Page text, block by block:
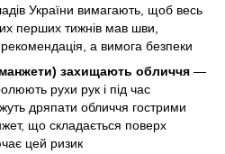
України вимагають, щоб весь
перших тижнів мав шви,
а вимога безпеки
захищають обличчя —
рухи рук і під час
дряпати обличчя гострими
що складається поверх
цей ризик